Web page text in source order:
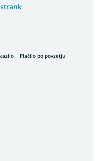
Plačilo po povzetju